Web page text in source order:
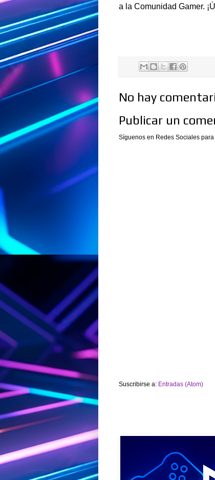
a la Comunidad Gamer.
No hay
Publicar un
Síguenos en Redes Sociales
Suscribirse a: Entradas (Atom)